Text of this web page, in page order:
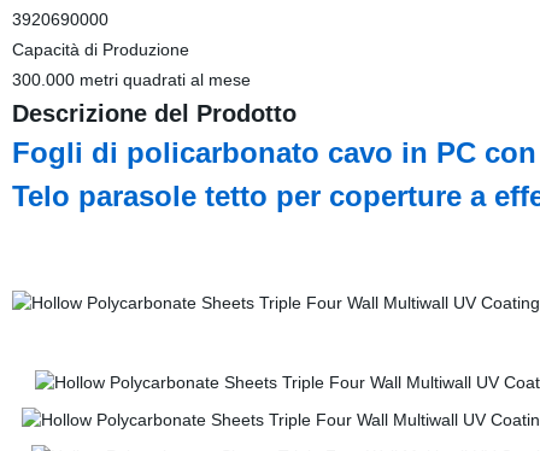
3920690000
Capacità di Produzione
300.000 metri quadrati al mese
Descrizione del Prodotto
Fogli di policarbonato cavo in PC
Telo parasole tetto per coperture a